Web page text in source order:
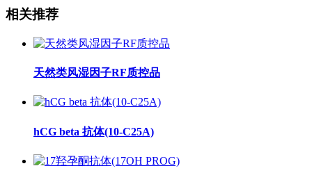
相关推荐
天然类风湿因子RF质控品
hCG beta 抗体(10-C25A)